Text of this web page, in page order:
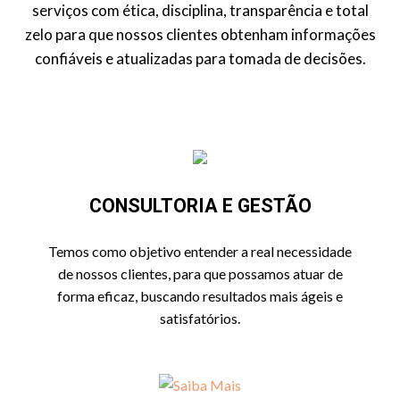
serviços com ética, disciplina, transparência e total
zelo para que nossos clientes obtenham informações
confiáveis e atualizadas para tomada de decisões.
CONSULTORIA E GESTÃO
Temos como objetivo entender a real necessidade
de nossos clientes, para que possamos atuar de
forma eficaz, buscando resultados mais ágeis e
satisfatórios.